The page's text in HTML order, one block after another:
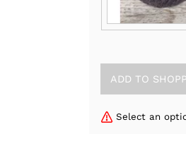
Select an